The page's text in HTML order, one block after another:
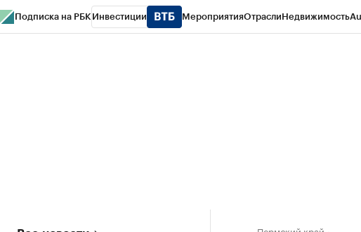
Подписка на РБК Инвестиции МероприятияОтраслиНедвижимость